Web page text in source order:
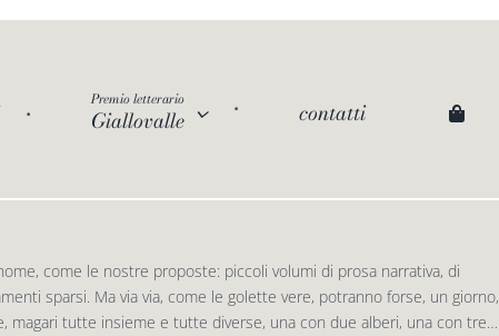
Premio letterario
Giallovalle contatti
come le nostre proposte: piccoli volumi di prosa narrativa, di
sparsi. Ma via via, come le golette vere, potranno forse, un giorno,
magari tutte insieme e tutte diverse, una con due alberi, una con tre…